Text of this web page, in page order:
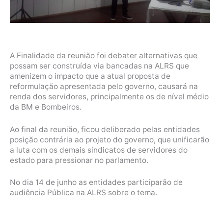
A Finalidade da reunião foi debater alternativas que
possam ser construída via bancadas na ALRS que
amenizem o impacto que a atual proposta de
reformulação apresentada pelo governo, causará na
renda dos servidores, principalmente os de nível médio
da BM e Bombeiros.
Ao final da reunião, ficou deliberado pelas entidades
posição contrária ao projeto do governo, que unificarão
a luta com os demais sindicatos de servidores do
estado para pressionar no parlamento.
No dia 14 de junho as entidades participarão de
audiência Pública na ALRS sobre o tema.